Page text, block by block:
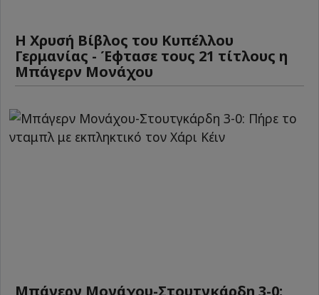
Η Χρυσή Βίβλος του Κυπέλλου
Γερμανίας - Έφτασε τους 21 τίτλους η
Μπάγερν Μονάχου